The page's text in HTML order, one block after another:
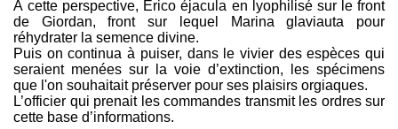
À cette perspective, Érico éjacula en lyophilisé sur le front
de Giordan, front sur lequel Marina glaviauta pour
réhydrater la semence divine.
Puis on continua à puiser, dans le vivier des espèces qui
seraient menées sur la voie d’extinction, les spécimens
que l'on souhaitait préserver pour ses plaisirs orgiaques.
L’officier qui prenait les commandes transmit les ordres sur
cette base d’informations.